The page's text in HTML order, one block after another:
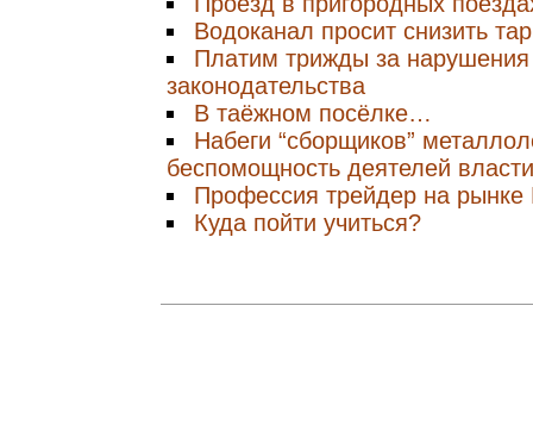
Водоканал просит снизить
Платим трижды за
законодательства
В таёжном посёлке…
Набеги “сборщиков”
беспомощность деятелей
Профессия трейдер на рынке
Куда пойти учиться?